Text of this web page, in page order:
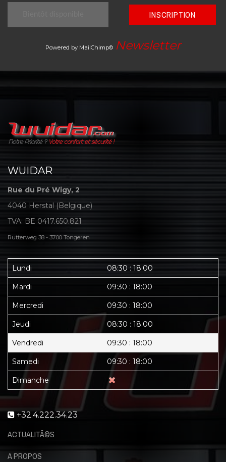
INSCRIPTION
Powered by MailChimp© Newsletter
WUIDAR
Rue du Pré Wigy, 2
4040 Herstal (Belgique)
TVA: BE 0417.650.821
Rutterweg 38 - 3700 Tongeren
Lundi 08:30 : 18:00
Mardi 09:30 : 18:00
Mercredi 09:30 : 18:00
Jeudi 08:30 : 18:00
Vendredi 09:30 : 18:00
Samedi 09:30 : 18:00
Dimanche
+32.4.222.34.23
ACTUALITÃ©S
A PROPOS